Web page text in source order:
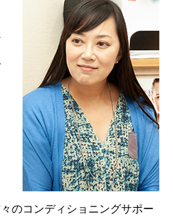
のコンディショニングサポー